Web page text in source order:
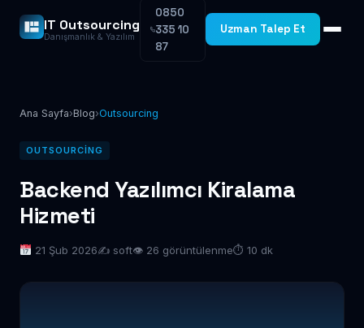
IT Outsourcing
Danışmanlık & Yazılım
0850
335 10
87
Uzman Talep Et
Ana Sayfa›Blog›Outsourcing
OUTSOURCING
Backend Yazılımcı Kiralama
Hizmeti
21 Şub 2026✍️ soft👁 26 görüntülenme⏱ 10 dk